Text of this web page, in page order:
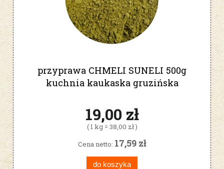
przyprawa CHMELI SUNELI 500g
kuchnia kaukaska gruzińska
19,00 zł
( 1 kg = 38,00 zł )
Cena netto: 17,59 zł
do koszyka